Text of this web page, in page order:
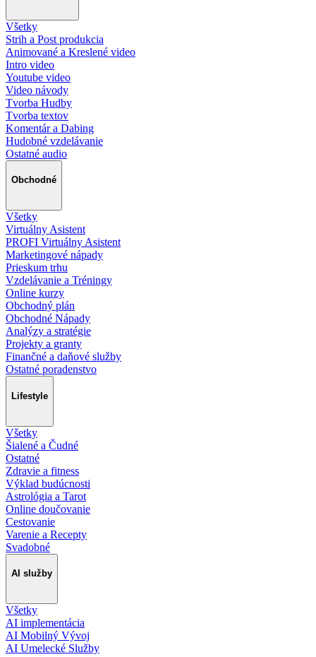
Všetky
Strih a Post produkcia
Animované a Kreslené video
Intro video
Youtube video
Video návody
Tvorba Hudby
Tvorba textov
Komentár a Dabing
Hudobné vzdelávanie
Ostatné audio
Obchodné
Všetky
Virtuálny Asistent
PROFI Virtuálny Asistent
Marketingové nápady
Prieskum trhu
Vzdelávanie a Tréningy
Online kurzy
Obchodný plán
Obchodné Nápady
Analýzy a stratégie
Projekty a granty
Finančné a daňové služby
Ostatné poradenstvo
Lifestyle
Všetky
Šialené a Čudné
Ostatné
Zdravie a fitness
Výklad budúcnosti
Astrológia a Tarot
Online doučovanie
Cestovanie
Varenie a Recepty
Svadobné
AI služby
Všetky
AI implementácia
AI Mobilný Vývoj
AI Umelecké Služby